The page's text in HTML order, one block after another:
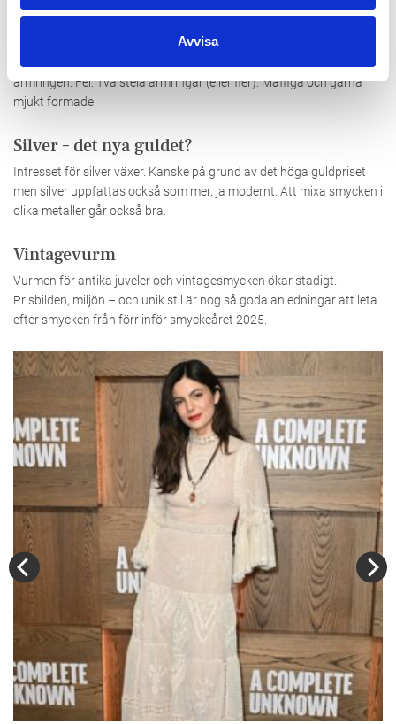
Avvisa
Favoriten framför andra: Stela armringen
Om modevärlden bara får välja ett smycke, är det den stela
armringen. Fel: Två stela armringar (eller fler). Maffiga och gärna
mjukt formade.
Silver – det nya guldet?
Intresset för silver växer. Kanske på grund av det höga guldpriset
men silver uppfattas också som mer, ja modernt. Att mixa smycken i
olika metaller går också bra.
Vintagevurm
Vurmen för antika juveler och vintagesmycken ökar stadigt.
Prisbilden, miljön – och unik stil är nog så goda anledningar att leta
efter smycken från förr inför smyckeåret 2025.